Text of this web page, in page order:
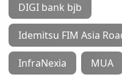
DIGI bank bjb
Idemitsu FIM Asia
InfraNexia MUA